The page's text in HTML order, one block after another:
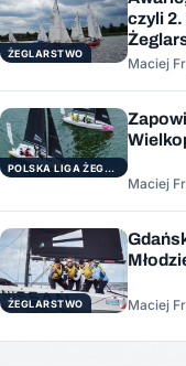
ŻEGLARSTWO
czyli
Maciej
POLSKA LIGA ŻEGLARSKA
Maciej
ŻEGLARSTWO Maciej